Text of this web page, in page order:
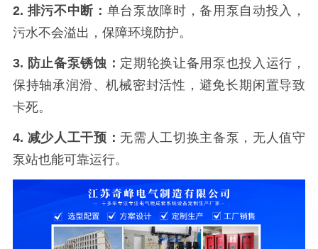
2. 排污不中断： 单台泵故障时，备用泵自动投入，
污水不会溢出，保障环境防护。
3. 防止备泵锈蚀： 定期轮换让备用泵也投入运行，
保持轴承润滑、机械密封活性，避免长期闲置导致
卡死。
4. 减少人工干预： 无需人工切换主备泵，无人值守
泵站也能可靠运行。